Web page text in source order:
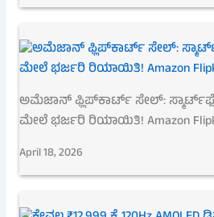
ಅಮೆಜಾನ್ ಫ್ಲಿಪ್‌ಕಾರ್ಟ್ ಸೇಲ್:
ಮೇಲೆ ಭರ್ಜರಿ ರಿಯಾಯಿತಿ! Amazon
April 18, 2026